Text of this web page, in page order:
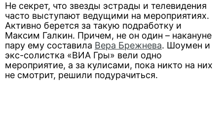
Не секрет, что звезды эстрады и телевидения
часто выступают ведущими на мероприятиях.
Активно берется за такую подработку и
Максим Галкин. Причем, не он один – накануне
пару ему составила Вера Брежнева. Шоумен и
экс-солистка «ВИА Гры» вели одно
мероприятие, а за кулисами, пока никто на них
не смотрит, решили подурачиться.